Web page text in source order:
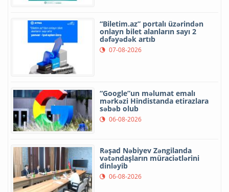
“Biletim.az” portalı üzərindən
onlayn bilet alanların sayı 2
dəfəyədək artıb
07-08-2026
“Google”un məlumat emalı
mərkəzi Hindistanda etirazlara
səbəb olub
06-08-2026
Rəşad Nəbiyev Zəngilanda
vətəndaşların müraciətlərini
dinləyib
06-08-2026